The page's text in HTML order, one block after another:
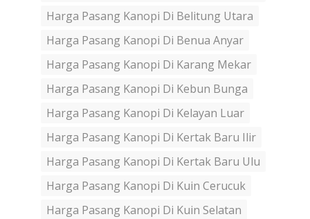
Harga Pasang Kanopi Di Belitung Utara
Harga Pasang Kanopi Di Benua Anyar
Harga Pasang Kanopi Di Karang Mekar
Harga Pasang Kanopi Di Kebun Bunga
Harga Pasang Kanopi Di Kelayan Luar
Harga Pasang Kanopi Di Kertak Baru Ilir
Harga Pasang Kanopi Di Kertak Baru Ulu
Harga Pasang Kanopi Di Kuin Cerucuk
Harga Pasang Kanopi Di Kuin Selatan